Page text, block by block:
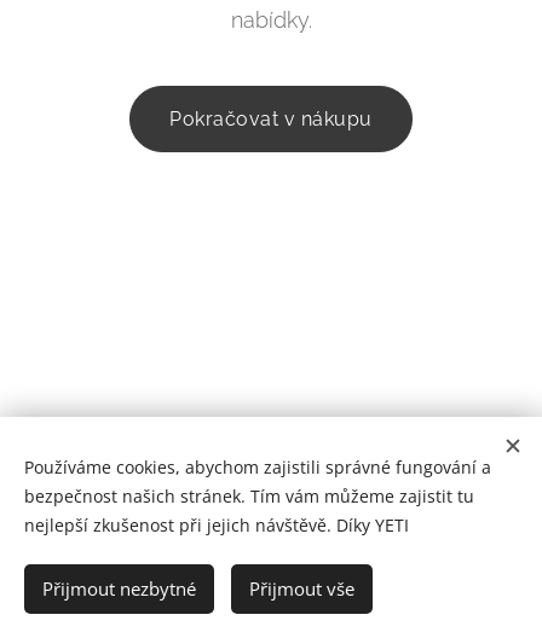
nabídky.
Pokračovat v nákupu
© 2022 YETI RESCUE | Články a fotografie v nich použité jsou
duševním vlastnictvím jejich autorů. Můžete si je číst, prohlížet a
uchovávat je pouze pro svou osobní potřebu. Jakékoli jiné
www.yetirescue.cz Cookies
Používáme cookies, abychom zajistili správné fungování a
bezpečnost našich stránek. Tím vám můžeme zajistit tu
nejlepší zkušenost při jejich návštěvě. Díky YETI
Přijmout nezbytné Přijmout vše